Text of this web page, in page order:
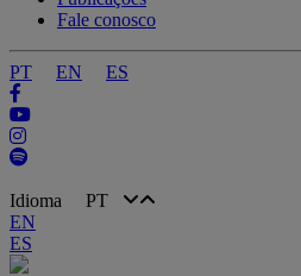
Fale conosco
PT EN ES
Idioma PT
EN
ES